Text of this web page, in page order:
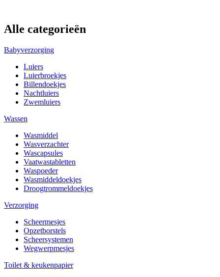
Alle categorieën
Babyverzorging
Luiers
Luierbroekjes
Billendoekjes
Nachtluiers
Zwemluiers
Wassen
Wasmiddel
Wasverzachter
Wascapsules
Vaatwastabletten
Waspoeder
Wasmiddeldoekjes
Droogtrommeldoekjes
Verzorging
Scheermesjes
Opzetborstels
Scheersystemen
Wegwerpmesjes
Toilet & keukenpapier